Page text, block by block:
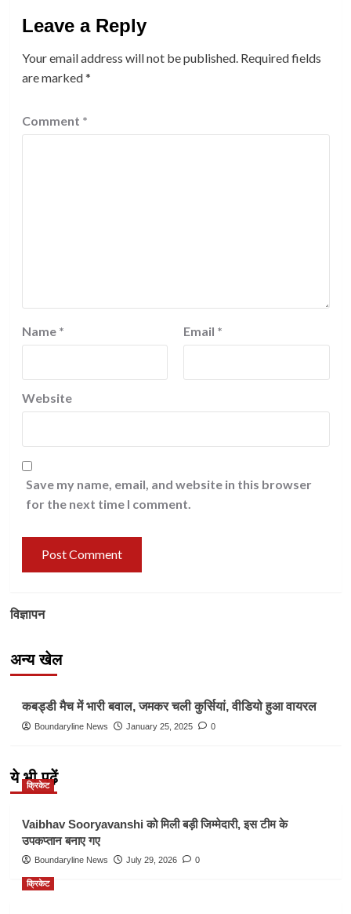
Leave a Reply
Your email address will not be published. Required fields
are marked*
Comment *
Name * Email *
Website
Save my name, email, and website in this browser
for the next time I comment.
विज्ञापन
अन्य खेल
Other Sports
कबड्डी मैच में भारी बवाल, जमकर चली कुर्सियां, वीडियो हुआ वायरल
Boundaryline News January 25, 2025 0
ये भी पढ़ें
क्रिकेट
Vaibhav Sooryavanshi को मिली बड़ी जिम्मेदारी, इस टीम के
उपकप्तान बनाए गए
Boundaryline News July 29, 2026 0
क्रिकेट